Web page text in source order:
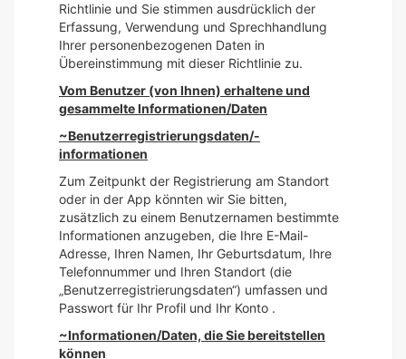
Richtlinie und Sie stimmen ausdrücklich der
Erfassung, Verwendung und Sprechhandlung
Ihrer personenbezogenen Daten in
Übereinstimmung mit dieser Richtlinie zu.
Vom Benutzer (von Ihnen) erhaltene und
gesammelte Informationen/Daten
~Benutzerregistrierungsdaten/-
informationen
Zum Zeitpunkt der Registrierung am Standort
oder in der App könnten wir Sie bitten,
zusätzlich zu einem Benutzernamen bestimmte
Informationen anzugeben, die Ihre E-Mail-
Adresse, Ihren Namen, Ihr Geburtsdatum, Ihre
Telefonnummer und Ihren Standort (die
„Benutzerregistrierungsdaten“) umfassen und
Passwort für Ihr Profil und Ihr Konto .
~Informationen/Daten, die Sie bereitstellen
können